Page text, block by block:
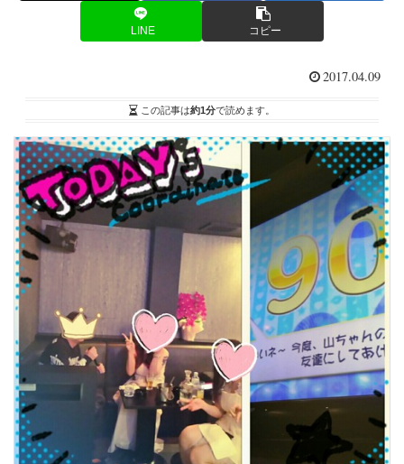
LINE コピー
2017.04.09
この記事は約1分で読めます。